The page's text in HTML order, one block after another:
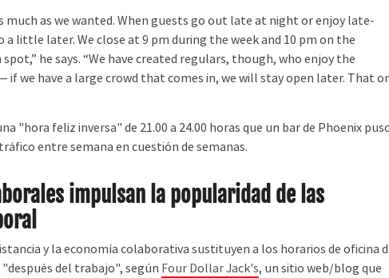
as we wanted. When guests go out late at night or enjoy late-
little later. We close at 9 pm during the week and 10 pm on the
he says. “We have created regulars, though, who enjoy the
we have a large crowd that comes in, we will stay open later. That
feliz inversa" de 21.00 a 24.00 horas que un bar de Phoenix
entre semana en cuestión de semanas.
impulsan la popularidad de las
y la economía colaborativa sustituyen a los horarios de oficina
del trabajo", según Four Dollar Jack's, un sitio web/blog que